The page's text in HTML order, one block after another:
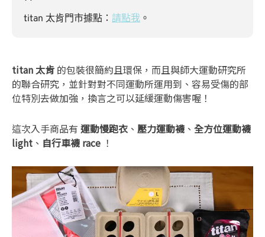
titan 太肯門市據點： 請點我 。
titan 太肯 的包裝很簡約且環保，而且與師大運動研究所
的聯合研究，並針對對不同運動所運用到、容易受傷的部
位特別去做加強，換言之可以延緩運動傷害喔！
這次入手商品有 運動慢跑衣 、 壓力運動襪 、 全方位運動襪
light 、 自行車襪 race ！